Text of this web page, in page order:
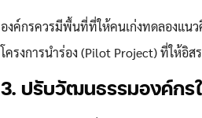
องค์กรควรมีพื้นที่ที่ให้คนเก่งทดลองแนว
โครงการนำร่อง (Pilot Project) ที่ให้อิ
3. ปรับวัฒนธรรมองค์กร